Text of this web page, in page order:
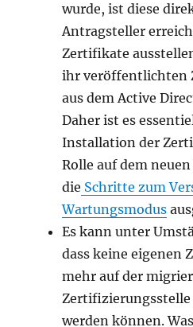
wurde, ist diese
Antragsteller
Zertifikate
ihr veröffentlichten
aus dem Active
Daher ist es
Installation der
Rolle auf dem
die Schritte zum
Wartungsmodus
Es kann unter
dass keine eigenen
mehr auf der
werden können.